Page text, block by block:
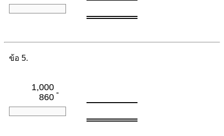
ข้อ 5.
1,000-
860